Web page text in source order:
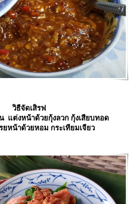
วิธีจัดเสิรฟ
แต่งหน้าด้วยกุ้งลวก กุ้งเสียบทอด
ยหน้าด้วยหอม กระเทียมเจียว